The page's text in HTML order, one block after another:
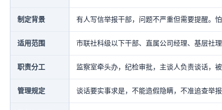
制定背景 有人写信举报干部，问题不严重但需要提醒。
适用范围 市联社科级以下干部、直属公司经理、基层社
职责分工 监察室牵头办，纪检审批，主谈人负责谈话，
管理规定 谈话要实事求是，不能造假隐瞒，不准追查举